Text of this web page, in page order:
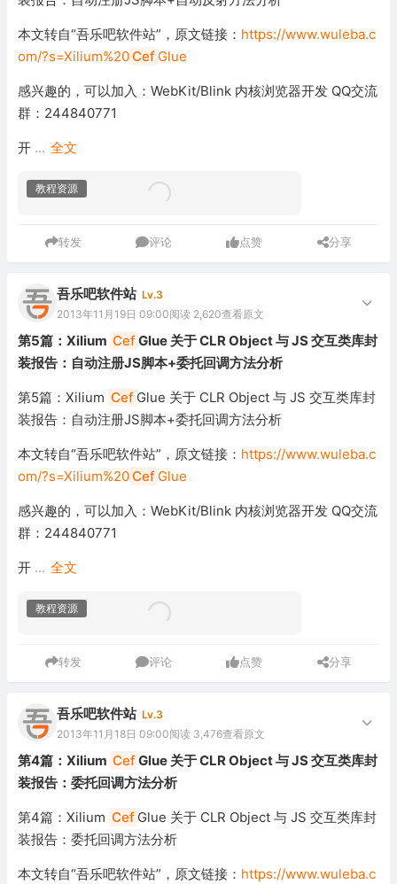
本文转自“吾乐吧软件站”，原文链接： https://www.wuleba.c
om/?s=Xilium%20Cef Glue
感兴趣的，可以加入：WebKit/Blink 内核浏览器开发 QQ交流
群：244840771
开 ... 全文
教程资源
转发 评论 点赞 分享
吾乐吧软件站 Lv.3
2013年11月19日 09:00阅读 2,620查看原文
第5篇：Xilium CefGlue 关于 CLR Object 与 JS 交互类库封
装报告：自动注册JS脚本+委托回调方法分析
第5篇：Xilium Cef Glue 关于 CLR Object 与 JS 交互类库封
装报告：自动注册JS脚本+委托回调方法分析
本文转自“吾乐吧软件站”，原文链接： https://www.wuleba.c
om/?s=Xilium%20Cef Glue
感兴趣的，可以加入：WebKit/Blink 内核浏览器开发 QQ交流
群：244840771
开 ... 全文
教程资源
转发 评论 点赞 分享
吾乐吧软件站 Lv.3
2013年11月18日 09:00阅读 3,476查看原文
第4篇：Xilium CefGlue 关于 CLR Object 与 JS 交互类库封
装报告：委托回调方法分析
第4篇：Xilium Cef Glue 关于 CLR Object 与 JS 交互类库封
装报告：委托回调方法分析
本文转自“吾乐吧软件站”，原文链接： https://www.wuleba.c